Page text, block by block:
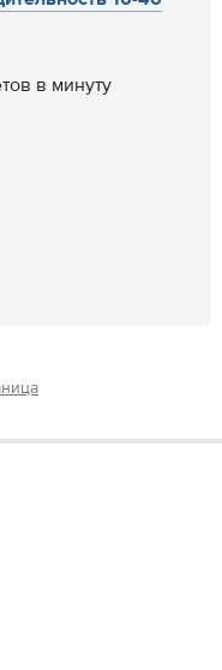
в минуту